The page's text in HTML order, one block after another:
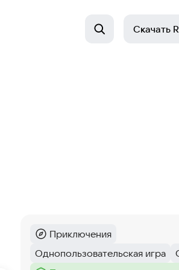
Скачать
Категория:
Приключения
Тег:
Однопользовательская игра